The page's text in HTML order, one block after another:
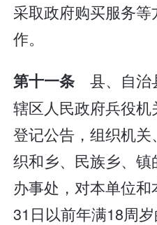
采取政府购买服务
作。
第十一条 县、自治
辖区人民政府兵役
登记公告，组织机
织和乡、民族乡、
办事处，对本单位
31日以前年满18周